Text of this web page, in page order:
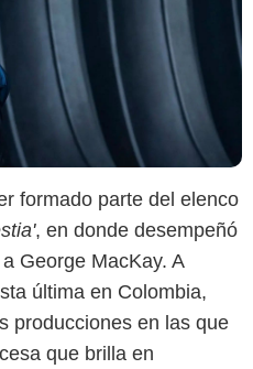
formado parte del elenco
, en donde desempeñó
George MacKay. A
última en Colombia,
producciones en las que
que brilla en